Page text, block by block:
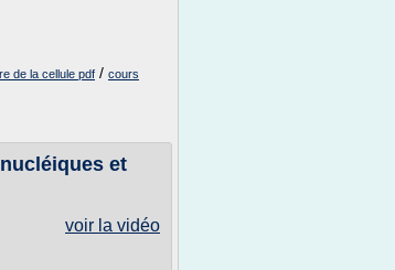
de la cellule pdf / cours
et
voir la vidéo